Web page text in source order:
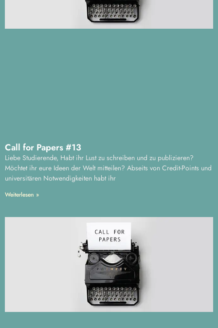
Call for Papers #13
Liebe Studierende, Habt ihr Lust zu schreiben und zu publizieren?
Möchtet ihr eure Ideen der Welt mitteilen? Abseits von Credit-Points und
universitären Notwendigkeiten habt ihr
Weiterlesen »